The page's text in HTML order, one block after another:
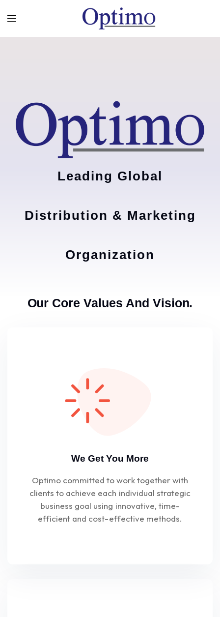
Leading Global
Distribution & Marketing
Organization
Our Core Values And Vision.
We Get You More
Optimo committed to work together with
clients to achieve each individual strategic
business goal using innovative, time-
efficient and cost-effective methods.